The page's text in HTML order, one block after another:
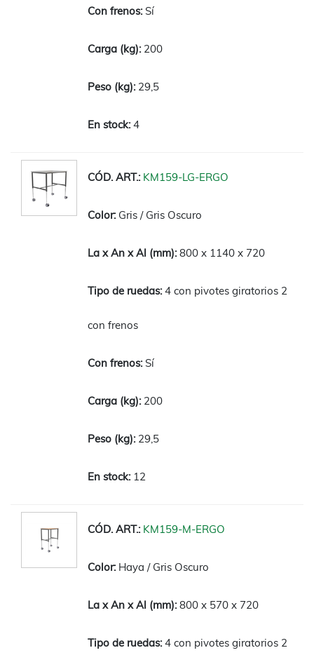
Sí
200
29,5
4
KM159-LG-ERGO
Gris / Gris Oscuro
800 x 1140 x 720
4 con pivotes giratorios 2
con frenos
Sí
200
29,5
12
KM159-M-ERGO
Haya / Gris Oscuro
800 x 570 x 720
4 con pivotes giratorios 2